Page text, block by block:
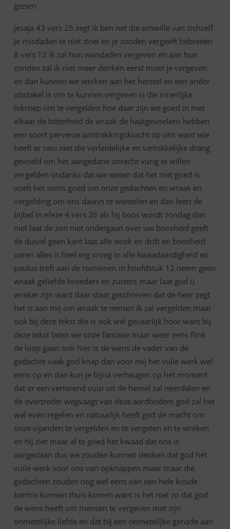
gezien
jesaja 43 vers 25 zegt ik ben net die omwille van zichzelf
je misdaden te niet doet en je zonden vergeeft hebreeën
8 vers 12 ik zal hun wandaden vergeven en aan hun
zonden zal ik niet meer denken eerst moet je vergeven
en dan kunnen we werken aan het herstel en een ander
obstakel is om te kunnen vergeven is die innerlijke
lokroep om te vergelden hoe daar zijn we goed in met
elkaar de bitterheid de wraak de haatgevoelens hebben
een soort perverse aantrekkingskracht op ons want wie
heeft er nou niet die verleidelijke en verlokkelijke drang
gevoeld om het aangedane onrecht vurig te willen
vergelden ondanks dat we weten dat het niet goed is
voelt het soms goed om onze gedachten en wraak en
vergelding om ons daarin te wentelen en dan leert de
bijbel in efeze 4 vers 26 als hij boos wordt zondag dan
niet laat de zon niet ondergaan over uw boosheid geeft
de duivel geen kant laat alle wrok en drift en boosheid
varen alles is heel erg vroeg in alle kwaadaardigheid en
paulus treft aan de romeinen in hoofdstuk 12 neem geen
wraak geliefde broeders en zusters maar laat god u
wreker zijn want daar staat geschreven dat de heer zegt
het is aan mij om wraak te nemen ik zal vergelden maar
ook bij deze tekst die is ook wel gevaarlijk hoor want bij
deze tekst laten we onze fantasie maar weer eens flink
de loop gaan ook hier is de wens de vader van de
gedachte vaak god knap dan voor mij het vuile werk wel
eens op en dan kun je bijna verheugen op het moment
dat er een verterend vuur uit de hemel zal neerdalen en
de overtreder wegvaagt van deze aardbodem god zal het
wel even regelen en natuurlijk heeft god de macht om
onze vijanden te vergelden en te vergeten en te wreken
en hij ziet maar al te goed het kwaad dat ons is
aangedaan dus we zouden kunnen denken dat god het
vuile werk voor ons van opknappen maar maar die
gedachten zouden nog wel eens van een hele koude
kermis kunnen thuis komen want is het niet zo dat god
de wens heeft om mensen te vergeven met zijn
onmetelijke liefde en dat hij een onmetelijke genade aan